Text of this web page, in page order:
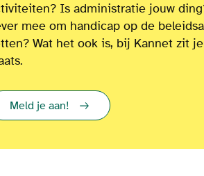
Is administratie jouw
mee om handicap op de
Wat het ook is, bij Kannet zit
Meld je aan!